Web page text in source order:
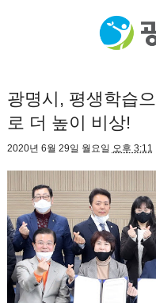
광명시, 평생학습
로 더 높이 비상!
2020년 6월 29일 월요일 오후 3:11